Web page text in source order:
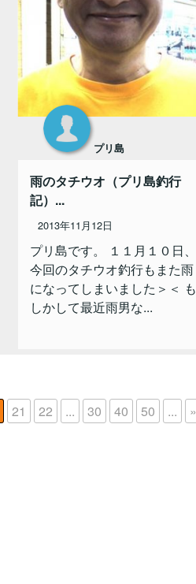
プリ島
雨のタチウオ（プリ島釣行
記）...
2013年11月12日
プリ島です。 １１月１０日、
今回のタチウオ釣行もまた雨
になってしまいました＞＜ も
しかして最近雨男な...
21 22 ... 30 40 50 ... »